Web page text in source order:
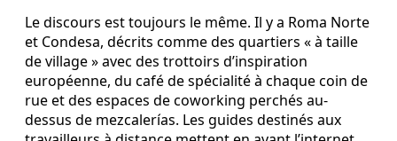
Le discours est toujours le même. Il y a Roma Norte
et Condesa, décrits comme des quartiers « à taille
de village » avec des trottoirs d’inspiration
européenne, du café de spécialité à chaque coin de
rue et des espaces de coworking perchés au-
dessus de mezcalerías. Les guides destinés aux